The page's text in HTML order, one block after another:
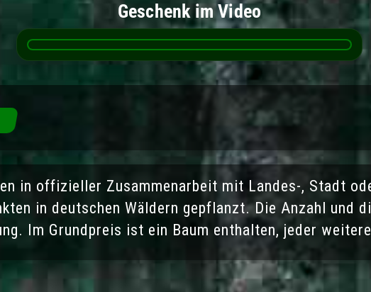
Geschenk im Video
in offizieller Zusammenarbeit mit Landes-, Stadt
in deutschen Wäldern gepflanzt. Die Anzahl und
Im Grundpreis ist ein Baum enthalten, jeder